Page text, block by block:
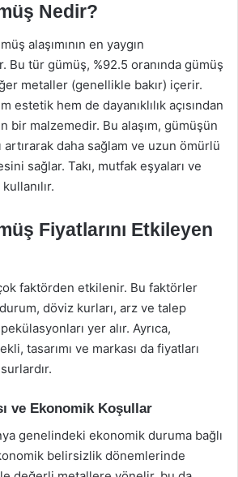
Nedir?
alaşımının en yaygın
Bu tür gümüş, %92.5 oranında gümüş
metaller (genellikle bakır) içerir.
estetik hem de dayanıklılık açısından
bir malzemedir. Bu alaşım, gümüşün
artırarak daha sağlam ve uzun ömürlü
sağlar. Takı, mutfak eşyaları ve
Fiyatlarını Etkileyen
faktörden etkilenir. Bu faktörler
döviz kurları, arz ve talep
yer alır. Ayrıca,
tasarımı ve markası da fiyatları
ve Ekonomik Koşullar
genelindeki ekonomik duruma bağlı
belirsizlik dönemlerinde